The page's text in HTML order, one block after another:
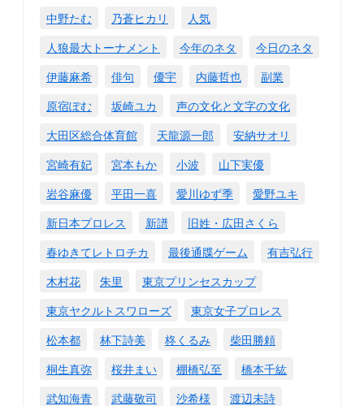
中野たむ
乃蒼ヒカリ
人気
人狼最大トーナメント
今年のネタ
今日のネタ
伊藤麻希
俳句 優宇 内藤哲也
副業
原宿ぽむ
坂崎ユカ
声の文化と文字の文化
大田区総合体育館
天龍源一郎
安納サオリ
宮崎有妃
宮本もか 小波
山下実優
岩谷麻優
平田一喜 愛川ゆず季
愛野ユキ
新日本プロレス
新譜
旧姓・広田さくら
春ゆきてレトロチカ
最後通牒ゲーム
有吉弘行
木村花
朱里
東京プリンセスカップ
東京ヤクルトスワローズ
東京女子プロレス
松本都
林下詩美 柊くるみ
柴田勝頼
桐生真弥
桜井まい 棚橋弘至
橋本千紘
武知海青
武藤敬司 沙希様 渡辺未詩